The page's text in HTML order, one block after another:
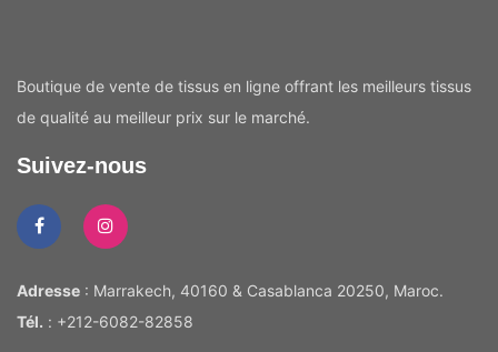
Boutique de vente de tissus en ligne offrant les meilleurs tissus
de qualité au meilleur prix sur le marché.
Suivez-nous
Adresse : Marrakech, 40160 & Casablanca 20250, Maroc.
Tél. : +212-6082-82858